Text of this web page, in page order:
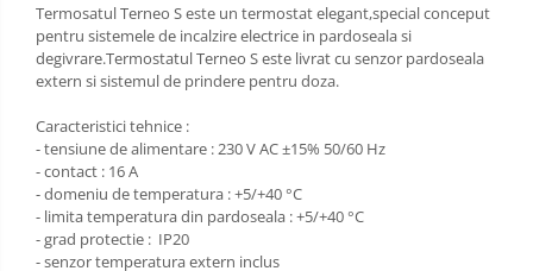
Termosatul Terneo S este un termostat elegant,special conceput
pentru sistemele de incalzire electrice in pardoseala si
degivrare.Termostatul Terneo S este livrat cu senzor pardoseala
extern si sistemul de prindere pentru doza.
Caracteristici tehnice :
- tensiune de alimentare : 230 V AC ±15% 50/60 Hz
- contact : 16 A
- domeniu de temperatura : +5/+40 °C
- limita temperatura din pardoseala : +5/+40 °C
- grad protectie : IP20
- senzor temperatura extern inclus